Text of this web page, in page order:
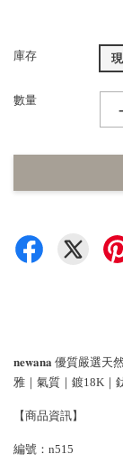
庫存
數量
-
𝐧𝐞𝐰𝐚𝐧𝐚 優質嚴選天
雅｜氣質｜鍍18K｜
【商品資訊】
編號：n515